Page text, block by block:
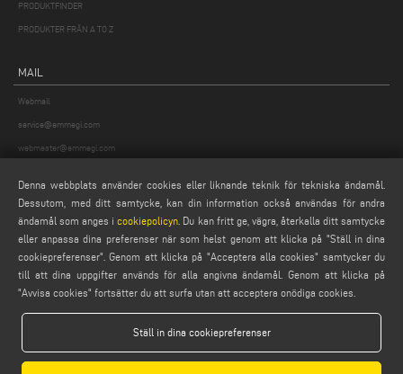
PRODUKTFINDER
PRODUKTER FRÅN A TO Z
MAIL
Webmail
service@emmegi.com
webmaster@emmegi.com
HITTA OSS PÅ
LEGALS
PRIVACY POLICY
COOKIE POLICY
Denna webbplats använder cookies eller liknande teknik för tekniska ändamål.
Dessutom, med ditt samtycke, kan din information också användas för andra
ändamål som anges i cookiepolicyn . Du kan fritt ge, vägra, återkalla ditt samtycke
eller anpassa dina preferenser när som helst genom att klicka på "Ställ in dina
cookiepreferenser". Genom att klicka på "Acceptera alla cookies" samtycker du
till att dina uppgifter används för alla angivna ändamål. Genom att klicka på
"Avvisa cookies" fortsätter du att surfa utan att acceptera onödiga cookies.
Ställ in dina cookiepreferenser